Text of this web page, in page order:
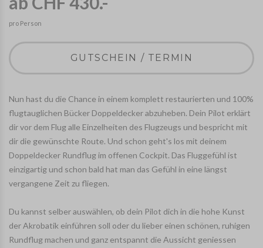
pro Person
GUTSCHEIN / TERMIN
Nun hast du die Chance in einem komplett restaurierten und 100%
flugtauglichen Bücker Doppeldecker abzuheben. Dein Pilot erklärt
dir vor dem Flug alle Einzelheiten des Flugzeugs und bespricht mit
dir die gewünschte Route. Und schon geht's los mit deinem
Doppeldecker Rundflug im offenen Cockpit. Das Fluggefühl ist
einzigartig und schon bald hat man das Gefühl in eine längst
vergangene Zeit zu fliegen.
Du kannst selber auswählen, ob dein Pilot dich in die hohe Kunst
der Akrobatik einführen soll oder du lieber einen schönen, ruhigen
Rundflug machen und ganz entspannt die Aussicht geniessen